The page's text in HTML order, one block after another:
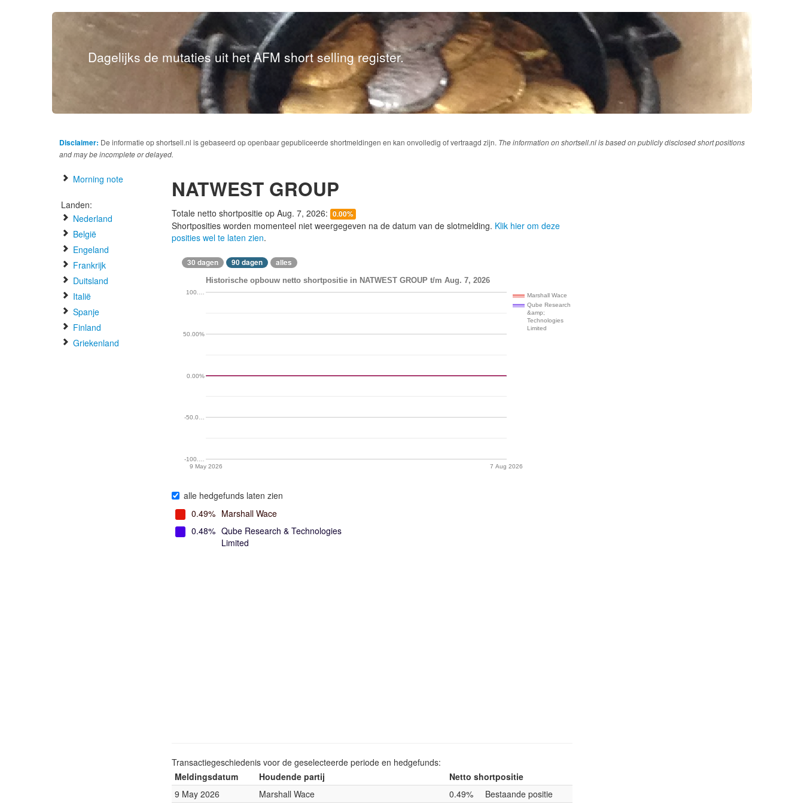
Dagelijks de mutaties uit het AFM short selling register.
Disclaimer: De informatie op shortsell.nl is gebaseerd op openbaar gepubliceerde shortmeldingen en kan onvolledig of vertraagd zijn. The information on shortsell.nl is based on publicly disclosed short positions
and may be incomplete or delayed.
Morning note
Landen:
Nederland
België
Engeland
Frankrijk
Duitsland
Italië
Spanje
Finland
Griekenland
NATWEST GROUP
Totale netto shortpositie op Aug. 7, 2026: 0.00%
Shortposities worden momenteel niet weergegeven na de datum van de slotmelding. Klik hier om deze
posities wel te laten zien.
30 dagen 90 dagen alles
Historische opbouw netto shortpositie in NATWEST GROUP t/m Aug. 7, 2026
Marshall Wace
Qube Research
&amp;
Technologies
Limited
9 May 2026 7 Aug 2026
-100.…
-50.0…
0.00%
50.00%
100.…
alle hedgefunds laten zien
0.49% Marshall Wace
0.48% Qube Research & Technologies
Limited
Transactiegeschiedenis voor de geselecteerde periode en hedgefunds:
Meldingsdatum
Houdende partij
Netto shortpositie
9 May 2026
Marshall Wace 0.49% Bestaande positie